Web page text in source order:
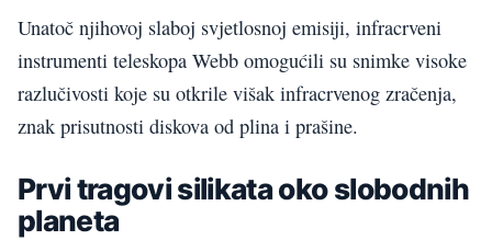
Unatoč njihovoj slaboj svjetlosnoj emisiji, infracrveni
instrumenti teleskopa Webb omogućili su snimke visoke
razlučivosti koje su otkrile višak infracrvenog zračenja,
znak prisutnosti diskova od plina i prašine.
Prvi tragovi silikata oko slobodnih
planeta